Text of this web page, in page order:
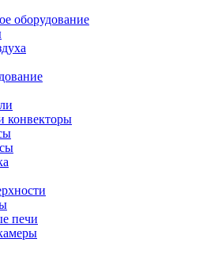
оборудование
конвекторы
печи